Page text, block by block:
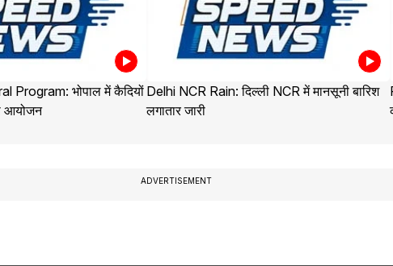
Program: भोपाल में कैदियों
आयोजन
Delhi NCR Rain: दिल्ली NCR में मानसूनी बारिश
लगातार जारी
ADVERTISEMENT